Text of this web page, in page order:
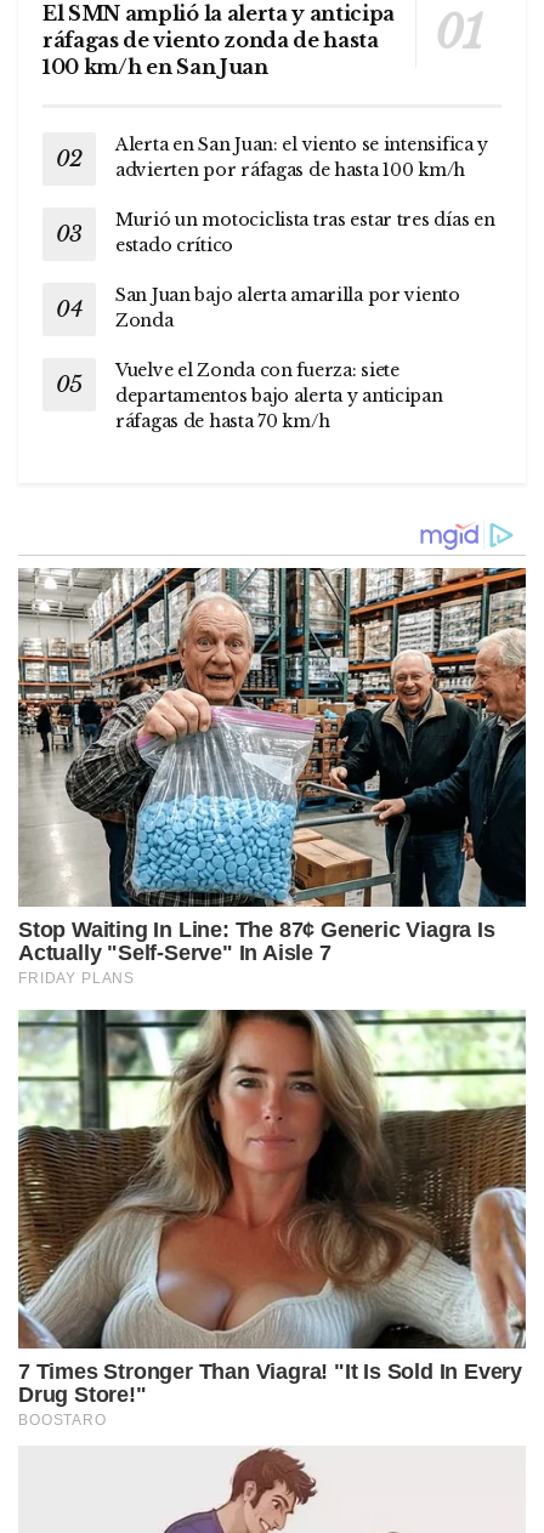
El SMN amplió la alerta y anticipa
ráfagas de viento zonda de hasta
100 km/h en San Juan
Alerta en San Juan: el viento se intensifica y
advierten por ráfagas de hasta 100 km/h
Murió un motociclista tras estar tres días en
estado crítico
San Juan bajo alerta amarilla por viento
Zonda
Vuelve el Zonda con fuerza: siete
departamentos bajo alerta y anticipan
ráfagas de hasta 70 km/h